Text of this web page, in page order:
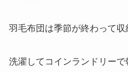
羽毛布団は季節が終わって収
洗濯してコインランドリーで